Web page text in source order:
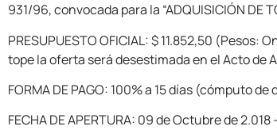
931/96, convocada para la “ADQUISICIÓN DE
PRESUPUESTO OFICIAL: $ 11.852,50
tope la oferta será desestimada en el Acto de
FORMA DE PAGO: 100% a 15 días (cómputo
FECHA DE APERTURA: 09 de Octubre de 2.018